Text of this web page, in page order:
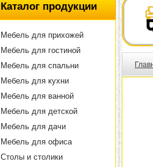
Каталог продукции
Мебель для прихожей
Мебель для гостиной
Мебель для спальни
Мебель для кухни
Мебель для ванной
Мебель для детской
Мебель для дачи
Мебель для офиса
Столы и столики